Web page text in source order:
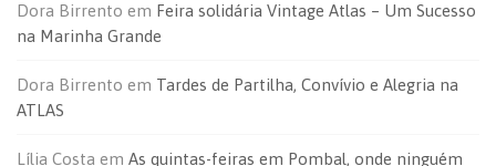
Dora Birrento em Feira solidária Vintage Atlas – Um Sucesso
na Marinha Grande
Dora Birrento em Tardes de Partilha, Convívio e Alegria na
ATLAS
Lília Costa em As quintas-feiras em Pombal, onde ninguém